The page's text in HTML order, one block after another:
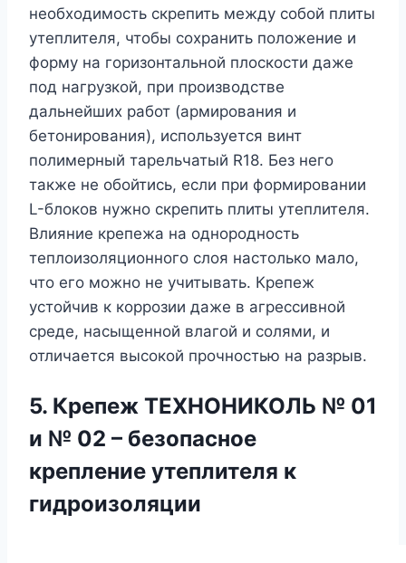
необходимость скрепить между собой плиты
утеплителя, чтобы сохранить положение и
форму на горизонтальной плоскости даже
под нагрузкой, при производстве
дальнейших работ (армирования и
бетонирования), используется винт
полимерный тарельчатый R18. Без него
также не обойтись, если при формировании
L-блоков нужно скрепить плиты утеплителя.
Влияние крепежа на однородность
теплоизоляционного слоя настолько мало,
что его можно не учитывать. Крепеж
устойчив к коррозии даже в агрессивной
среде, насыщенной влагой и солями, и
отличается высокой прочностью на разрыв.
5. Крепеж ТЕХНОНИКОЛЬ № 01
и № 02 – безопасное
крепление утеплителя к
гидроизоляции